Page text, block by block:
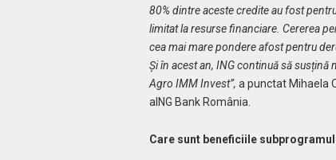
80% dintre aceste credite au fost
limitat la resurse financiare. Cererea
cea mai mare pondere afost pentru
Și în acest an, ING continuă să
Agro IMM Invest”, a punctat Mihaela
aING Bank România.
Care sunt beneficiile